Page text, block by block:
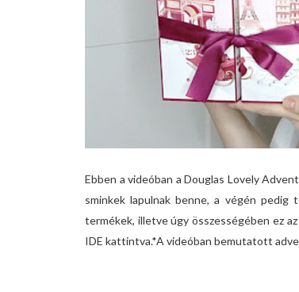
Ebben a videóban a Douglas Lovely
sminkek lapulnak benne, a végén pedig
termékek, illetve úgy összességében ez
IDE kattintva.*A videóban bemutatott